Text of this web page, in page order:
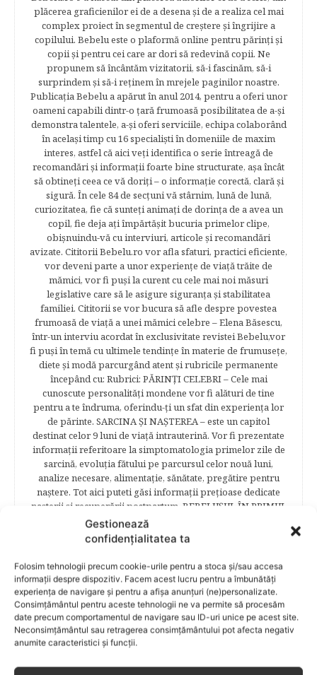
Gestionează
confidențialitatea ta
Folosim tehnologii precum cookie-urile pentru a stoca și/sau accesa
informații despre dispozitiv. Facem acest lucru pentru a îmbunătăți
experiența de navigare și pentru a afișa anunțuri (ne)personalizate.
Consimțământul pentru aceste tehnologii ne va permite să procesăm
date precum comportamentul de navigare sau ID-uri unice pe acest site.
Neconsimțământul sau retragerea consimțământului pot afecta negativ
anumite caracteristici și funcții.
plăcerea graficienilor ei de a desena şi de a realiza cel mai
complex proiect în segmentul de creştere şi îngrijire a
copilului. Bebelu este o plaformă online pentru părinţi şi
copii şi pentru cei care ar dori să redevină copii. Ne
propunem să încântăm vizitatorii, să-i fascinăm, să-i
surprindem şi să-i reţinem în mrejele paginilor noastre.​
Publicația Bebelu a apărut în anul 2014, pentru a oferi unor
oameni capabili dintr-o ţară frumoasă posibilitatea de a-şi
demonstra talentele, a-şi oferi serviciile, echipa colaborând
în acelaşi timp cu 16 specialişti în domeniile de maxim
interes, astfel că aici veţi identifica o serie întreagă de
recomandări şi informaţii foarte bine structurate, aşa încât
să obtineţi ceea ce vă doriţi – o informaţie corectă, clară şi
sigură. În cele 84 de secțuni vă stârnim, lună de lună,
curiozitatea, fie că sunteţi animaţi de dorinţa de a avea un
copil, fie deja aţi împărtăşit bucuria primelor clipe,
obişnuindu-vă cu interviuri, articole şi recomandări
avizate. Cititorii Bebelu.ro vor afla sfaturi, practici eficiente,
vor deveni parte a unor experienţe de viaţă trăite de
mămici, vor fi puşi la curent cu cele mai noi măsuri
legislative care să le asigure siguranţa şi stabilitatea
familiei. Cititorii se vor bucura să afle despre povestea
frumoasă de viață a unei mămici celebre – Elena Băsescu,
într-un interviu acordat în exclusivitate revistei Bebelu,vor
fi puşi în temă cu ultimele tendinţe în materie de frumuseţe,
diete şi modă parcurgând atent şi rubricile permanente
începând cu: Rubrici: PĂRINŢI CELEBRI – Cele mai
cunoscute personalităţi mondene vor fi alături de tine
pentru a te îndruma, oferindu-ţi un sfat din experienţa lor
de părinte. SARCINA ŞI NAŞTEREA – este un capitol
destinat celor 9 luni de viaţă intrauterină. Vor fi prezentate
informaţii referitoare la simptomatologia primelor zile de
sarcină, evoluţia fătului pe parcursul celor nouă luni,
analize necesare, alimentaţie, sănătate, pregătire pentru
naştere. Tot aici puteti găsi informaţii preţioase dedicate
naşterii şi recuperării postpartum. BEBELUŞUL ÎN PRIMUL
ANIŞOR – este un capitol destinat îngrijirii sugarului.
Alăptarea, scorul Apgar, îngrijirea bontului ombilical,
prima băiţă, diversificarea sunt doar câteva dintre cele mai
captivante subcategorii. COPILUL 1-6 ANI – este un capitol
dedicat creşterii şi îngrijirii copilului din primul an şi până
la vârsta şcolară. Mămicile vor reuşi să afle cum anume să
se descurce cu propriul copil, cum să îl îngrijească în aşa fel
încât să crească perfect sănătos. EDUCAŢIE – este un capitol
captivant în care poţi afla cum să îţi educi copilul în aşa fel
încât să poţi obţine performanţe şcolare sigure. FAMILIA –